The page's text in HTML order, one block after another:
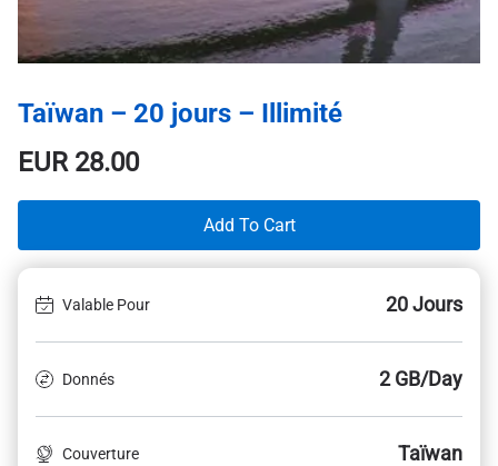
Taïwan – 20 jours – Illimité
EUR28.00
Add To Cart
Valable Pour 20 Jours
Donnés 2 GB/Day
Couverture Taïwan